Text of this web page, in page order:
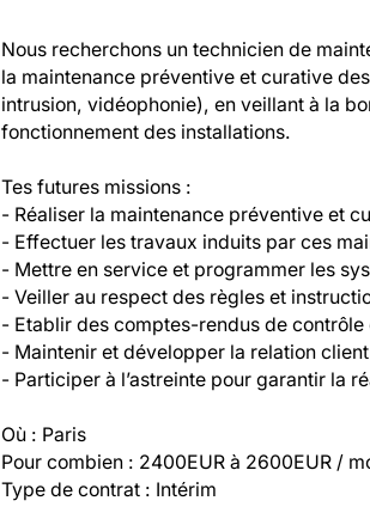
Nous recherchons un technicien de
la maintenance préventive et curative
intrusion, vidéophonie), en veillant à la
fonctionnement des installations.
Tes futures missions :
- Réaliser la maintenance préventive et
- Effectuer les travaux induits par ces
- Mettre en service et programmer les
- Veiller au respect des règles et
- Etablir des comptes-rendus de contrôle
- Maintenir et développer la relation
- Participer à l’astreinte pour garantir la
Où : Paris
Pour combien : 2400EUR à 2600EUR /
Type de contrat : Intérim